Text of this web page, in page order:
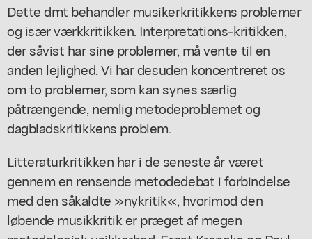
Dette dmt behandler musikerkritikkens problemer
og især værkkritikken. Interpretations-kritikken,
der såvist har sine problemer, må vente til en
anden lejlighed. Vi har desuden koncentreret os
om to problemer, som kan synes særlig
påtrængende, nemlig metodeproblemet og
dagbladskritikkens problem.
Litteraturkritikken har i de seneste år været
gennem en rensende metodedebat i forbindelse
med den såkaldte »nykritik«, hvorimod den
løbende musikkritik er præget af megen